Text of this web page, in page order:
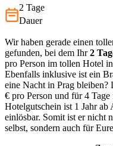
Brauerei-Gutsc…
2 Tage
Dauer
Wir haben gerade einen
gefunden, bei dem Ihr2
pro Person im tollen Hotel
Ebenfalls inklusive ist ein
eine Nacht in Prag
€ pro Person und für 4
Hotelgutschein ist 1 Jahr
einlösbar. Somit ist er nicht
selbst, sondern auch für